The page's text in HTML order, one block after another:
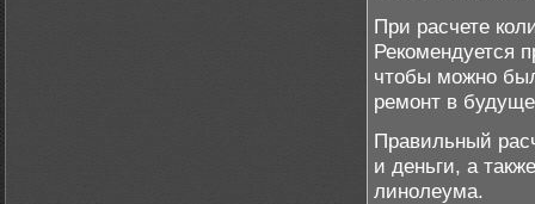
При расчете
Рекомендуется
чтобы можно
ремонт в
Правильный
и деньги, а
линолеума.